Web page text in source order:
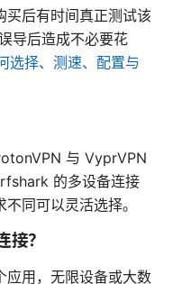
买后有时间真正测试该
导后造成不必要花
选择、测速、配置与
与 VyprVPN
的多设备连接
同可以灵活选择。
？
应用，无限设备或大数